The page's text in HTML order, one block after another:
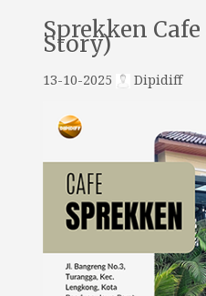
Sprekken Cafe
Story)
13-10-2025 Dipidiff